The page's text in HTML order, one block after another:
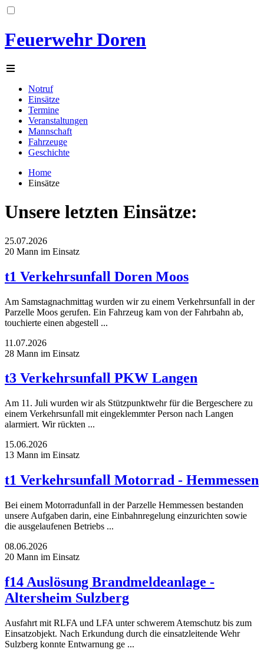
Feuerwehr Doren
Notruf
Einsätze
Termine
Veranstaltungen
Mannschaft
Fahrzeuge
Geschichte
Home
Einsätze
Unsere letzten Einsätze:
25.07.2026
20 Mann im Einsatz
t1 Verkehrsunfall Doren Moos
Am Samstagnachmittag wurden wir zu einem Verkehrsunfall in der
Parzelle Moos gerufen. Ein Fahrzeug kam von der Fahrbahn ab,
touchierte einen abgestell ...
11.07.2026
28 Mann im Einsatz
t3 Verkehrsunfall PKW Langen
Am 11. Juli wurden wir als Stützpunktwehr für die Bergeschere zu
einem Verkehrsunfall mit eingeklemmter Person nach Langen
alarmiert. Wir rückten ...
15.06.2026
13 Mann im Einsatz
t1 Verkehrsunfall Motorrad - Hemmessen
Bei einem Motorradunfall in der Parzelle Hemmessen bestanden
unsere Aufgaben darin, eine Einbahnregelung einzurichten sowie
die ausgelaufenen Betriebs ...
08.06.2026
20 Mann im Einsatz
f14 Auslösung Brandmeldeanlage -
Altersheim Sulzberg
Ausfahrt mit RLFA und LFA unter schwerem Atemschutz bis zum
Einsatzobjekt. Nach Erkundung durch die einsatzleitende Wehr
Sulzberg konnte Entwarnung ge ...